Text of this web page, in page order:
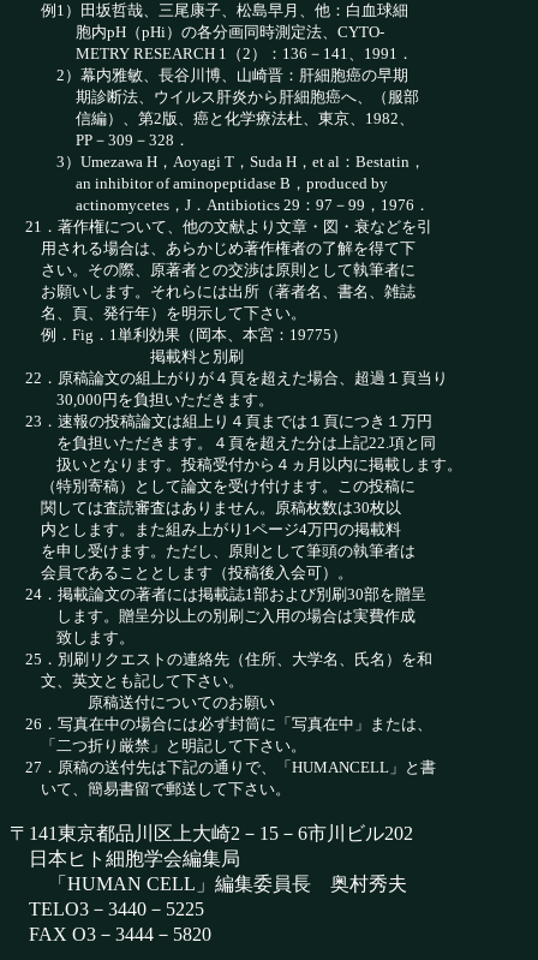
例1）田坂哲哉、三尾康子、松島早月、他：白血球細
胞内pH（pHi）の各分画同時測定法、CYTO-
METRY RESEARCH 1（2）：136－141、1991．
2）幕内雅敏、長谷川博、山崎晋：肝細胞癌の早期
期診断法、ウイルス肝炎から肝細胞癌へ、（服部
信編）、第2版、癌と化学療法杜、東京、1982、
PP－309－328．
3）Umezawa H，Aoyagi T，Suda H，et al：Bestatin，
an inhibitor of aminopeptidase B，produced by
actinomycetes，J．Antibiotics 29：97－99，1976．
21．著作権について、他の文献より文章・図・衰などを引
用される場合は、あらかじめ著作権者の了解を得て下
さい。その際、原著者との交渉は原則として執筆者に
お願いします。それらには出所（著者名、書名、雑誌
名、頁、発行年）を明示して下さい。
例．Fig．1単利効果（岡本、本宮：19775）
掲載料と別刷
22．原稿論文の組上がりが４頁を超えた場合、超過１頁当り
30,000円を負担いただきます。
23．速報の投稿論文は組上り４頁までは１頁につき１万円
を負担いただきます。４頁を超えた分は上記22.項と同
扱いとなります。投稿受付から４ヵ月以内に掲載します。
（特別寄稿）として論文を受け付けます。この投稿に
関しては査読審査はありません。原稿枚数は30枚以
内とします。また組み上がり1ページ4万円の掲載料
を申し受けます。ただし、原則として筆頭の執筆者は
会員であることとします（投稿後入会可）。
24．掲載論文の著者には掲載誌1部および別刷30部を贈呈
します。贈呈分以上の別刷ご入用の場合は実費作成
致します。
25．別刷リクエストの連絡先（住所、大学名、氏名）を和
文、英文とも記して下さい。
原稿送付についてのお願い
26．写真在中の場合には必ず封筒に「写真在中」または、
「二つ折り厳禁」と明記して下さい。
27．原稿の送付先は下記の通りで、「HUMANCELL」と書
いて、簡易書留で郵送して下さい。
〒141東京都品川区上大崎2－15－6市川ビル202
日本ヒト細胞学会編集局
「HUMAN CELL」編集委員長 奥村秀夫
TELO3－3440－5225
FAX O3－3444－5820